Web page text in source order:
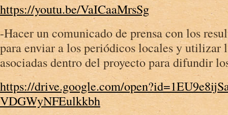
https://youtu.be/VaICaaMrsSg
-Hacer un comunicado de prensa con los
para enviar a los periódicos locales y utilizar
asociadas dentro del proyecto para difundir
https://drive.google.com/
VDGWyNFEulkkbh